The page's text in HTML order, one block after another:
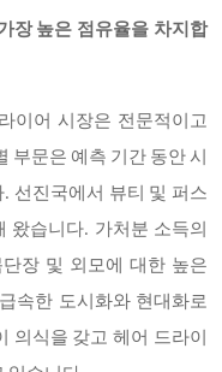
장 높은 점유율을 차지합
이어 시장은 전문적이고
부문은 예측 기간 동안 시
선진국에서 뷰티 및 퍼스
왔습니다. 가처분 소득의
장 및 외모에 대한 높은
속한 도시화와 현대화로
의식을 갖고 헤어 드라이